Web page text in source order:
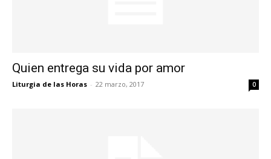
Quien entrega su vida por amor
Liturgia de las Horas - 22 marzo, 2017 0